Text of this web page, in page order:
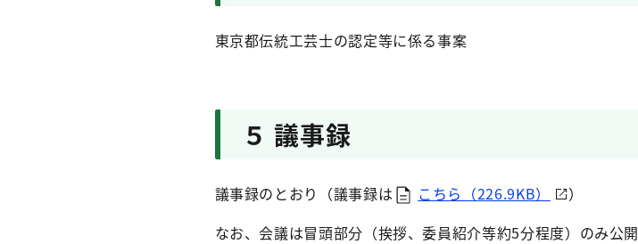
東京都伝統工芸士の認定等に係る事案
５ 議事録
議事録のとおり（議事録は こちら（226.9KB）
）
なお、会議は冒頭部分（挨拶、委員紹介等約5分程度）のみ公開